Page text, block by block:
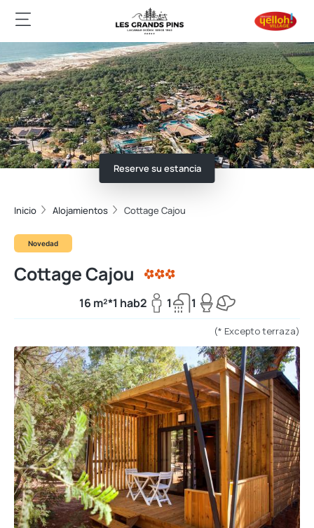
Reserve su estancia
Inicio Alojamientos Cottage Cajou
Novedad
Cottage Cajou
16 m²*1 hab2 1 1
(* Excepto terraza)